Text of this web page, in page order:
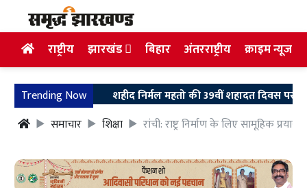
राष्ट्रीय झारखंड बिहार अंतरराष्ट्रीय क्राइम न्यूज
Trending Nowशहीद निर्मल महतो की 39वीं शहादत दिवस पर उलियान
समाचार
शिक्षा रांची: राष्ट्र निर्माण के लिए सामूहिक